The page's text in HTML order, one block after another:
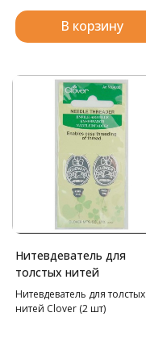
В корзину
Нитевдеватель для
толстых нитей
Нитевдеватель для толстых
нитей Clover (2 шт)